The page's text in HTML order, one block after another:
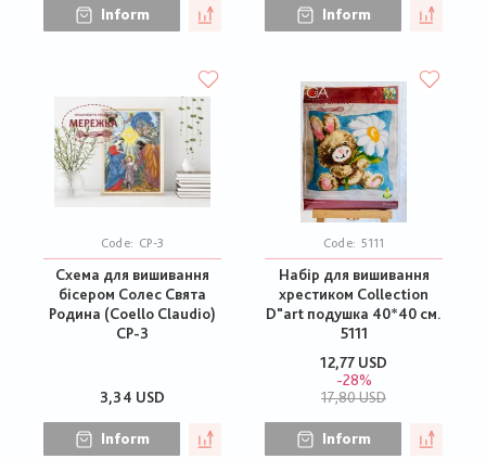
Inform Inform
Code: СР-3
Схема для вишивання
бісером Солес Свята
Родина (Coello Claudio)
СР-3
3,34 USD
Inform
Code: 5111
Набір для вишивання
хрестиком Collection
D"art подушка 40*40 см.
5111
12,77 USD
-28%
17,80 USD
Inform